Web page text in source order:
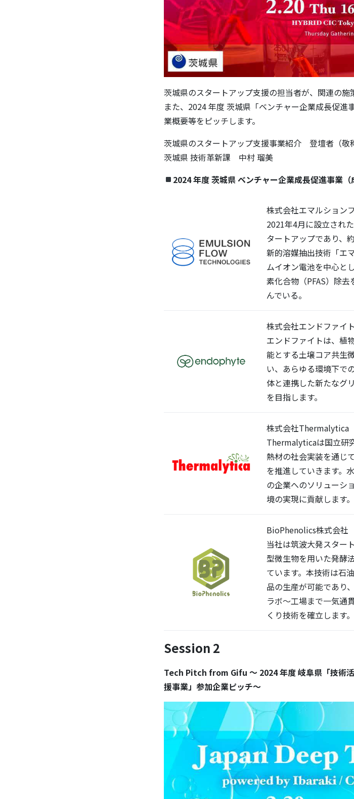
茨城県のスタートアップ支援の担当者が、関連の施
また、2024 年度 茨城県「ベンチャー企業成長促
業概要等をピッチします。
茨城県のスタートアップ支援事業紹介 登壇者（敬
茨城県 技術革新課 中村 瑠美
2024 年度 茨城県 ベンチャー企業成長促進事業（
株式会社エマルション
2021年4月に設立され
タートアップであり、
新的溶媒抽出技術「エ
ムイオン電池を中心と
素化合物（PFAS）除
んでいる。
株式会社エンドファイト
エンドファイトは、植
能とする土壌コア共生
い、あらゆる環境下で
体と連携した新たなグ
を目指します。
株式会社Thermalytica
Thermalyticaは国立研
熱材の社会実装を通じ
を推進していきます。
の企業へのソリューシ
境の実現に貢献します。
BioPhenolics株式会社
当社は筑波大発スター
型微生物を用いた発酵
ています。本技術は石
品の生産が可能であり
ラボ～工場まで一気通
くり技術を確立します。
Session 2
Tech Pitch from Gifu 〜 2024 年度 岐阜県「技術
援事業」参加企業ピッチ〜